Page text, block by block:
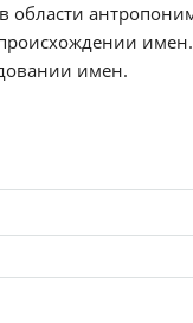
области
имен.
имен.